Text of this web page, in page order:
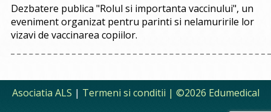
Dezbatere publica "Rolul si importanta vaccinului", un
eveniment organizat pentru parinti si nelamuririle lor
vizavi de vaccinarea copiilor.
Asociatia ALS | Termeni si conditii | ©2026 Edumedical